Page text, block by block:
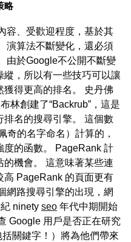
略
容、受歡迎程度，基於其
演算法不斷變化，還必須
由於Google不公開不斷變
，所以有一些技巧可以讓
得更高的排名。 史丹佛
林創建了“Backrub”，這是
名的搜尋引擎。 這個數
奇的名字命名）計算的，
度的函數。 PageRank 計
機會。 這意味著某些連
高 PageRank 的頁面更有
網路搜尋引擎的出現，網
ninety seo 年代中期開始
Google 用戶是否正在研究
關鍵字！）將為他們帶來